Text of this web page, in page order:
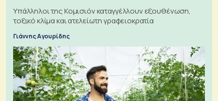
Υπάλληλοι της Κομισιόν καταγγέλλουν εξουθένωση,
τοξικό κλίμα και ατελείωτη γραφειοκρατία
Γιάννης Αγουρίδης